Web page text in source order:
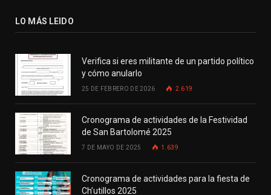
LO MÁS LEIDO
Verifica si eres militante de un partido político
y cómo anularlo
25 DE FEBRERO DE 2026 2.619
Cronograma de actividades de la Festividad
de San Bartolomé 2025
7 DE MAYO DE 2025 1.639
Cronograma de actividades para la fiesta de
Ch’utillos 2025